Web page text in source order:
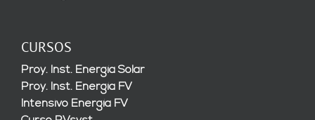
CURSOS
Proy. Inst. Energía Solar
Proy. Inst. Energía FV
Intensivo Energía FV